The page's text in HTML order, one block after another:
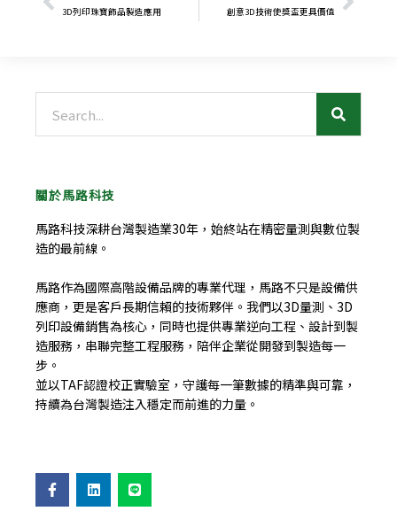
3D列印珠寶飾品製造應用 創意3D技術使獎盃更具價值
關於馬路科技
馬路科技深耕台灣製造業30年，始終站在精密量測與數位製
造的最前線。
馬路作為國際高階設備品牌的專業代理，馬路不只是設備供
應商，更是客戶長期信賴的技術夥伴。我們以3D量測、3D
列印設備銷售為核心，同時也提供專業逆向工程、設計到製
造服務，串聯完整工程服務，陪伴企業從開發到製造每一
步。
並以TAF認證校正實驗室，守護每一筆數據的精準與可靠，
持續為台灣製造注入穩定而前進的力量。
F
a
c
L
i
n
L
i
n